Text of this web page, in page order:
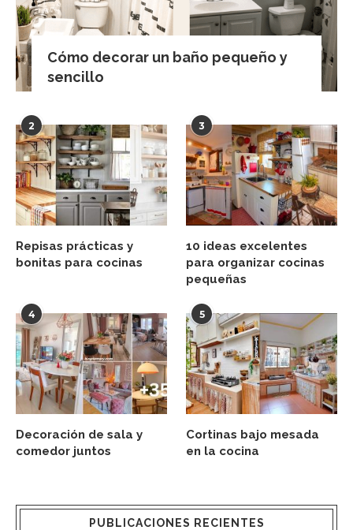
Cómo decorar un baño pequeño y
sencillo
2
Repisas prácticas y
bonitas para cocinas
3
10 ideas excelentes
para organizar cocinas
pequeñas
4
Decoración de sala y
comedor juntos
5
Cortinas bajo mesada
en la cocina
PUBLICACIONES RECIENTES